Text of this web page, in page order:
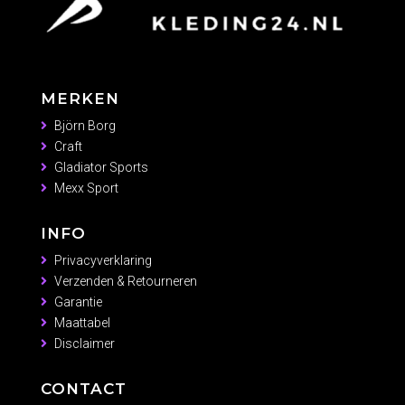
MERKEN
Björn Borg
Craft
Gladiator Sports
Mexx Sport
INFO
Privacyverklaring
Verzenden & Retourneren
Garantie
Maattabel
Disclaimer
CONTACT